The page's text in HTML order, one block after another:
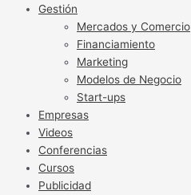
Gestión
Mercados y Comercio
Financiamiento
Marketing
Modelos de Negocio
Start-ups
Empresas
Videos
Conferencias
Cursos
Publicidad